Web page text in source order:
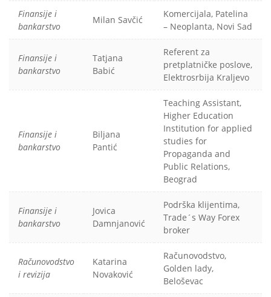
Finansije i
bankarstvo
Milan Savčić
Komercijala, Patelina
– Neoplanta, Novi Sad
Finansije i
bankarstvo
Tatjana
Babić
Referent za
pretplatničke poslove,
Elektrosrbija Kraljevo
Finansije i
bankarstvo
Biljana
Pantić
Teaching Assistant,
Higher Education
Institution for applied
studies for
Propaganda and
Public Relations,
Beograd
Finansije i
bankarstvo
Jovica
Damnjanović
Podrška klijentima,
Trade´s Way Forex
broker
Računovodstvo
i revizija
Katarina
Novaković
Računovodstvo,
Golden lady,
Beloševac